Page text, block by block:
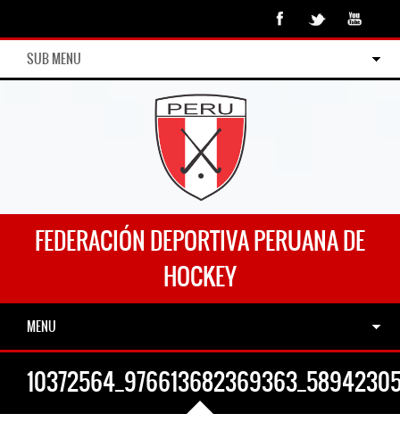
SUB MENU
FEDERACIÓN DEPORTIVA PERUANA DE
HOCKEY
MENU